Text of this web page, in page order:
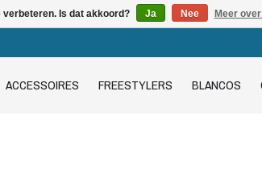
ACCESSOIRES FREESTYLERS BLANCOS
verbeteren. Is dat akkoord? Ja Nee Meer